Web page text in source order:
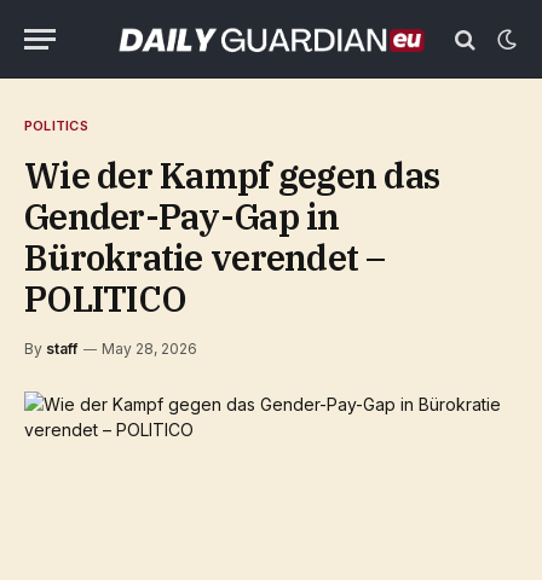
POLITICS
Wie der Kampf gegen das
Gender-Pay-Gap in
Bürokratie verendet –
POLITICO
By staff May 28, 2026